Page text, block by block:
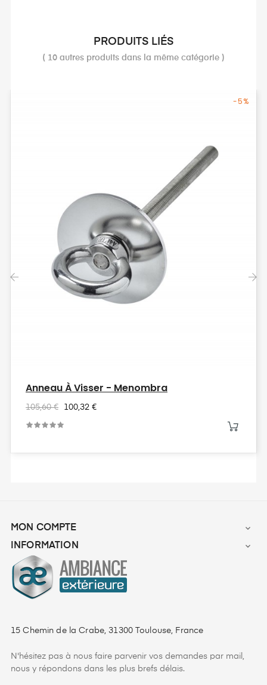
PRODUITS LIÉS
( 10 autres produits dans la même catégorie )
Anneau À Visser - Menombra
105,60 €
-5%
100,32 €
MON COMPTE

INFORMATION

15 Chemin de la Crabe, 31300 Toulouse, France
N'hésitez pas à nous faire parvenir vos demandes par mail,
nous y répondons dans les plus brefs délais.